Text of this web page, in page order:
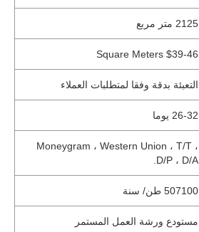
2125 متر مربع
$39-46 Square Meters
التعبئة بدقة وفقا لمتطلبات العملاء
26-32 يوما
Moneygram ، Western Union ، T/T ،
D/P ، D/A.
507100 طن/ سنة
مستودع ورشة العمل المستمر